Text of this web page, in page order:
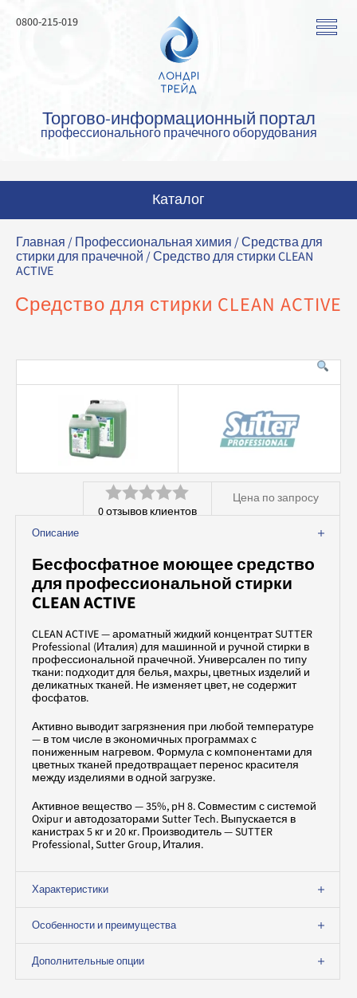
Торгово-информационный портал
профессионального прачечного оборудования
0800-215-019
Каталог
Стиральные машины
Сушильные машины
Гладильные машины
Аквачистка и химчистка
Вспомогательное оборудование
Профессиональная химия
Главная/Профессиональная химия/Средства для
стирки для прачечной/ Средство для стирки CLEAN
ACTIVE
Средство для стирки CLEAN ACTIVE
Оценка
из
5
0отзывов клиентов
Цена по запросу
Описание
Бесфосфатное моющее средство
для профессиональной стирки
CLEAN ACTIVE
CLEAN ACTIVE — ароматный жидкий концентрат SUTTER
Professional (Италия) для машинной и ручной стирки в
профессиональной прачечной. Универсален по типу
ткани: подходит для белья, махры, цветных изделий и
деликатных тканей. Не изменяет цвет, не содержит
фосфатов.
Активно выводит загрязнения при любой температуре
— в том числе в экономичных программах с
пониженным нагревом. Формула с компонентами для
цветных тканей предотвращает перенос красителя
между изделиями в одной загрузке.
Активное вещество — 35%, pH 8. Совместим с системой
Oxipur и автодозаторами Sutter Tech. Выпускается в
канистрах 5 кг и 20 кг. Производитель — SUTTER
Professional, Sutter Group, Италия.
Характеристики
Особенности и преимущества
Дополнительные опции